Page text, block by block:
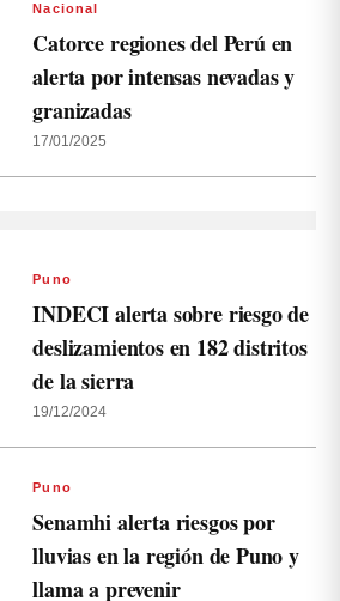
Nacional
Catorce regiones del Perú en
alerta por intensas nevadas y
granizadas
17/01/2025
Puno
INDECI alerta sobre riesgo de
deslizamientos en 182 distritos
de la sierra
19/12/2024
Puno
Senamhi alerta riesgos por
lluvias en la región de Puno y
llama a prevenir